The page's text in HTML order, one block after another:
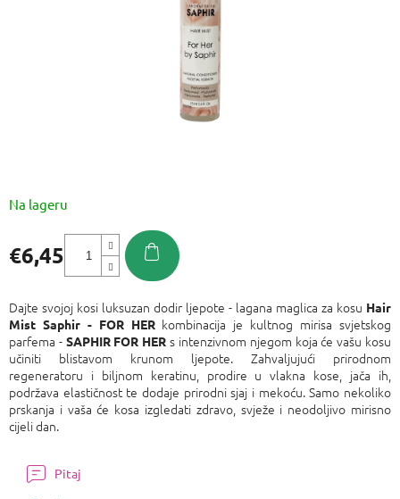
€6,45
Na lageru
Dajte svojoj kosi luksuzan dodir ljepote - lagana maglica za kosu Hair
Mist Saphir - FOR HERkombinacija je kultnog mirisa svjetskog
parfema - SAPHIR FOR HER s intenzivnom njegom koja će vašu kosu
učiniti blistavom krunom ljepote. Zahvaljujući prirodnom
regeneratoru i biljnom keratinu, prodire u vlakna kose, jača ih,
podržava elastičnost te dodaje prirodni sjaj i mekoću. Samo nekoliko
prskanja i vaša će kosa izgledati zdravo, svježe i neodoljivo mirisno
cijeli dan.
Pitaj